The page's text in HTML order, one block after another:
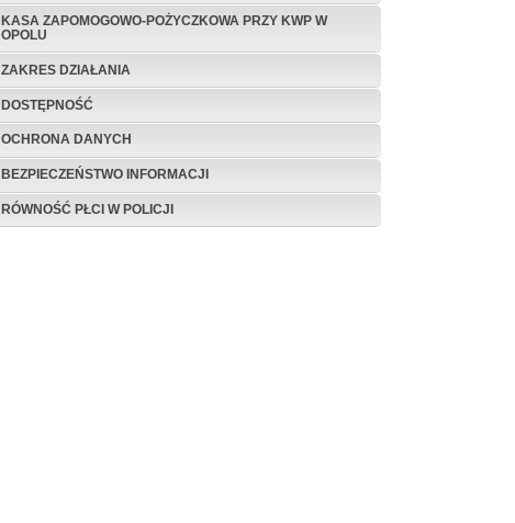
KASA ZAPOMOGOWO-POŻYCZKOWA PRZY KWP W
OPOLU
ZAKRES DZIAŁANIA
DOSTĘPNOŚĆ
OCHRONA DANYCH
BEZPIECZEŃSTWO INFORMACJI
RÓWNOŚĆ PŁCI W POLICJI